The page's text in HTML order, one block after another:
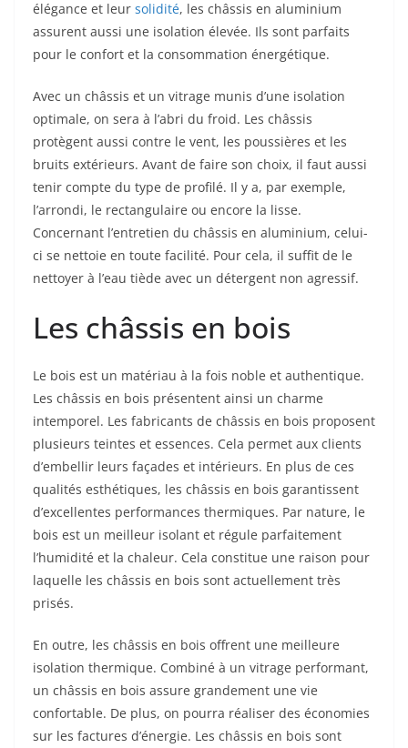
élégance et leur solidité, les châssis en aluminium
assurent aussi une isolation élevée. Ils sont parfaits
pour le confort et la consommation énergétique.
Avec un châssis et un vitrage munis d’une isolation
optimale, on sera à l’abri du froid. Les châssis
protègent aussi contre le vent, les poussières et les
bruits extérieurs. Avant de faire son choix, il faut aussi
tenir compte du type de profilé. Il y a, par exemple,
l’arrondi, le rectangulaire ou encore la lisse.
Concernant l’entretien du châssis en aluminium, celui-
ci se nettoie en toute facilité. Pour cela, il suffit de le
nettoyer à l’eau tiède avec un détergent non agressif.
Les châssis en bois
Le bois est un matériau à la fois noble et authentique.
Les châssis en bois présentent ainsi un charme
intemporel. Les fabricants de châssis en bois proposent
plusieurs teintes et essences. Cela permet aux clients
d’embellir leurs façades et intérieurs. En plus de ces
qualités esthétiques, les châssis en bois garantissent
d’excellentes performances thermiques. Par nature, le
bois est un meilleur isolant et régule parfaitement
l’humidité et la chaleur. Cela constitue une raison pour
laquelle les châssis en bois sont actuellement très
prisés.
En outre, les châssis en bois offrent une meilleure
isolation thermique. Combiné à un vitrage performant,
un châssis en bois assure grandement une vie
confortable. De plus, on pourra réaliser des économies
sur les factures d’énergie. Les châssis en bois sont